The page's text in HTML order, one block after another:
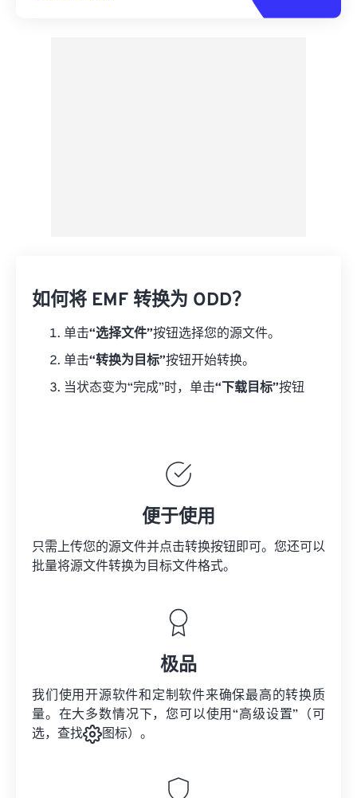
如何将 EMF 转换为 ODD？
单击“选择文件”按钮选择您的源文件。
单击“转换为目标”按钮开始转换。
当状态变为“完成”时，单击“下载目标”按钮
便于使用
只需上传您的源文件并点击转换按钮即可。您还可以
批量将源文件转换为目标文件格式。
极品
我们使用开源软件和定制软件来确保最高的转换质
量。在大多数情况下，您可以使用“高级设置”（可
选，查找
图标）。